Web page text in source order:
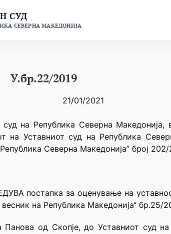
СУД
СЕВЕРНА МАКЕДОНИЈА
У.бр.22/2019
21/01/2021
суд на Република Северна
на Уставниот суд на Република
Северна Македонија” број
постапка за оценување на
на Република Македонија“ бр.25/
од Скопје, до Уставниот суд на